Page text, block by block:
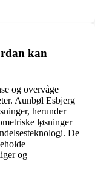
kan
og overvåge
Aunbøl Esbjerg
herunder
løsninger
De
og